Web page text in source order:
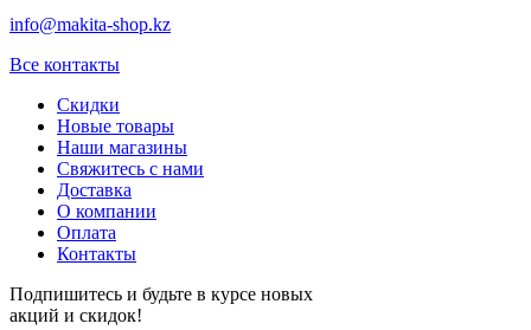
info@makita-shop.kz
Все контакты
Скидки
Новые товары
Наши магазины
Свяжитесь с нами
Доставка
О компании
Оплата
Контакты
Подпишитесь и будьте в курсе новых
акций и скидок!